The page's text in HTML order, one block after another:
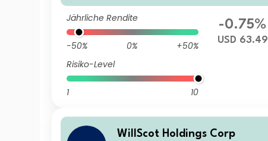
Jährliche Rendite
-50% 0%
+50%
Risiko-Level
1 10
-0.75%
USD 63.49
WillScot Holdings Corp